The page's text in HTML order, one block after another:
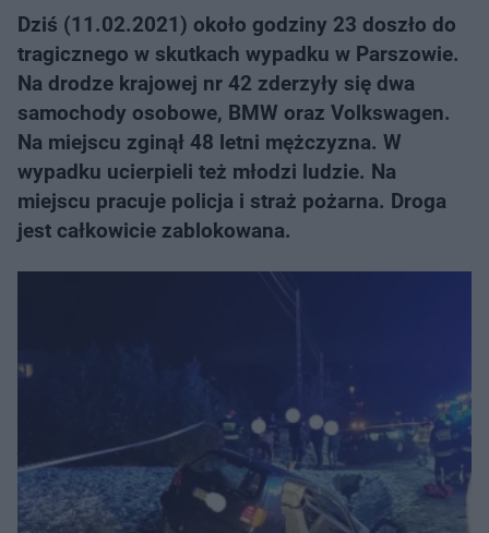
Dziś (11.02.2021) około godziny 23 doszło do
tragicznego w skutkach wypadku w Parszowie.
Na drodze krajowej nr 42 zderzyły się dwa
samochody osobowe, BMW oraz Volkswagen.
Na miejscu zginął 48 letni mężczyzna. W
wypadku ucierpieli też młodzi ludzie. Na
miejscu pracuje policja i straż pożarna. Droga
jest całkowicie zablokowana.